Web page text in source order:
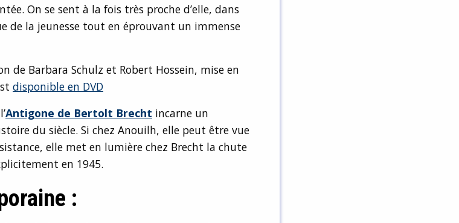
On se sent à la fois très proche d’elle, dans
de la jeunesse tout en éprouvant un immense
de Barbara Schulz et Robert Hossein, mise en
disponible en DVD
Antigone de Bertolt Brecht incarne un
du siècle. Si chez Anouilh, elle peut être vue
elle met en lumière chez Brecht la chute
en 1945.
: